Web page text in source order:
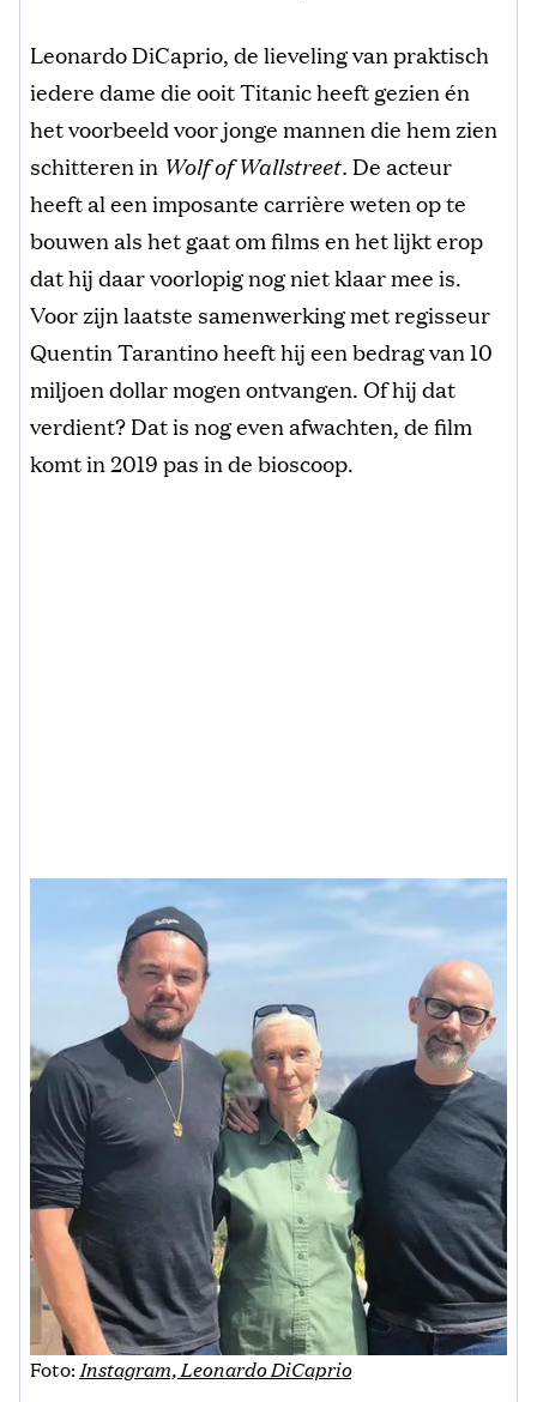
Leonardo DiCaprio, de lieveling van praktisch
iedere dame die ooit Titanic heeft gezien én
het voorbeeld voor jonge mannen die hem zien
schitteren in Wolf of Wallstreet. De acteur
heeft al een imposante carrière weten op te
bouwen als het gaat om films en het lijkt erop
dat hij daar voorlopig nog niet klaar mee is.
Voor zijn laatste samenwerking met regisseur
Quentin Tarantino heeft hij een bedrag van 10
miljoen dollar mogen ontvangen. Of hij dat
verdient? Dat is nog even afwachten, de film
komt in 2019 pas in de bioscoop.
Foto:Instagram, Leonardo DiCaprio